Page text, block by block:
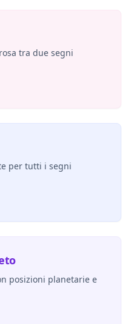
tra due segni
per tutti i segni
posizioni planetarie e